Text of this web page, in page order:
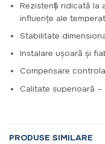
Rezistență ridicată la
influențe ale
Stabilitate
Instalare ușoară și
Compensare
Calitate superioară –
PRODUSE SIMILARE